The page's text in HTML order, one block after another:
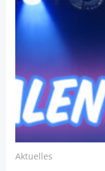
Aktuelles